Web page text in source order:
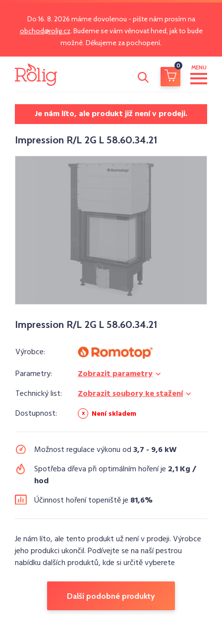
Do 16. 8. 2026 máme dovolenou - pište nám prosím na
obchod@rolig.cz. Budeme se vám věnovat hned, jak to bude
možné. Děkujeme za pochopení.
0 MENU
Je nám líto, ale produkt již není v prodeji.
Impression R/L 2G L 58.60.34.21
Impression R/L 2G L 58.60.34.21
Výrobce:
Parametry:
Zobrazit parametry
Technický list:
Zobrazit soubory ke stažení
Dostupnost:
Není skladem
Možnost regulace výkonu od3,7 - 9,6 kW
Spotřeba dřeva při optimálním hoření je 2,1 Kg /
hod
Účinnost hoření topeniště je 81,6%
Je nám líto, ale tento produkt už není v prodeji. Výrobce
jeho produkci ukončil. Podívejte se na naší pestrou
nabídku dalších produktů, kde si určitě vyberete
Další podobné produkty